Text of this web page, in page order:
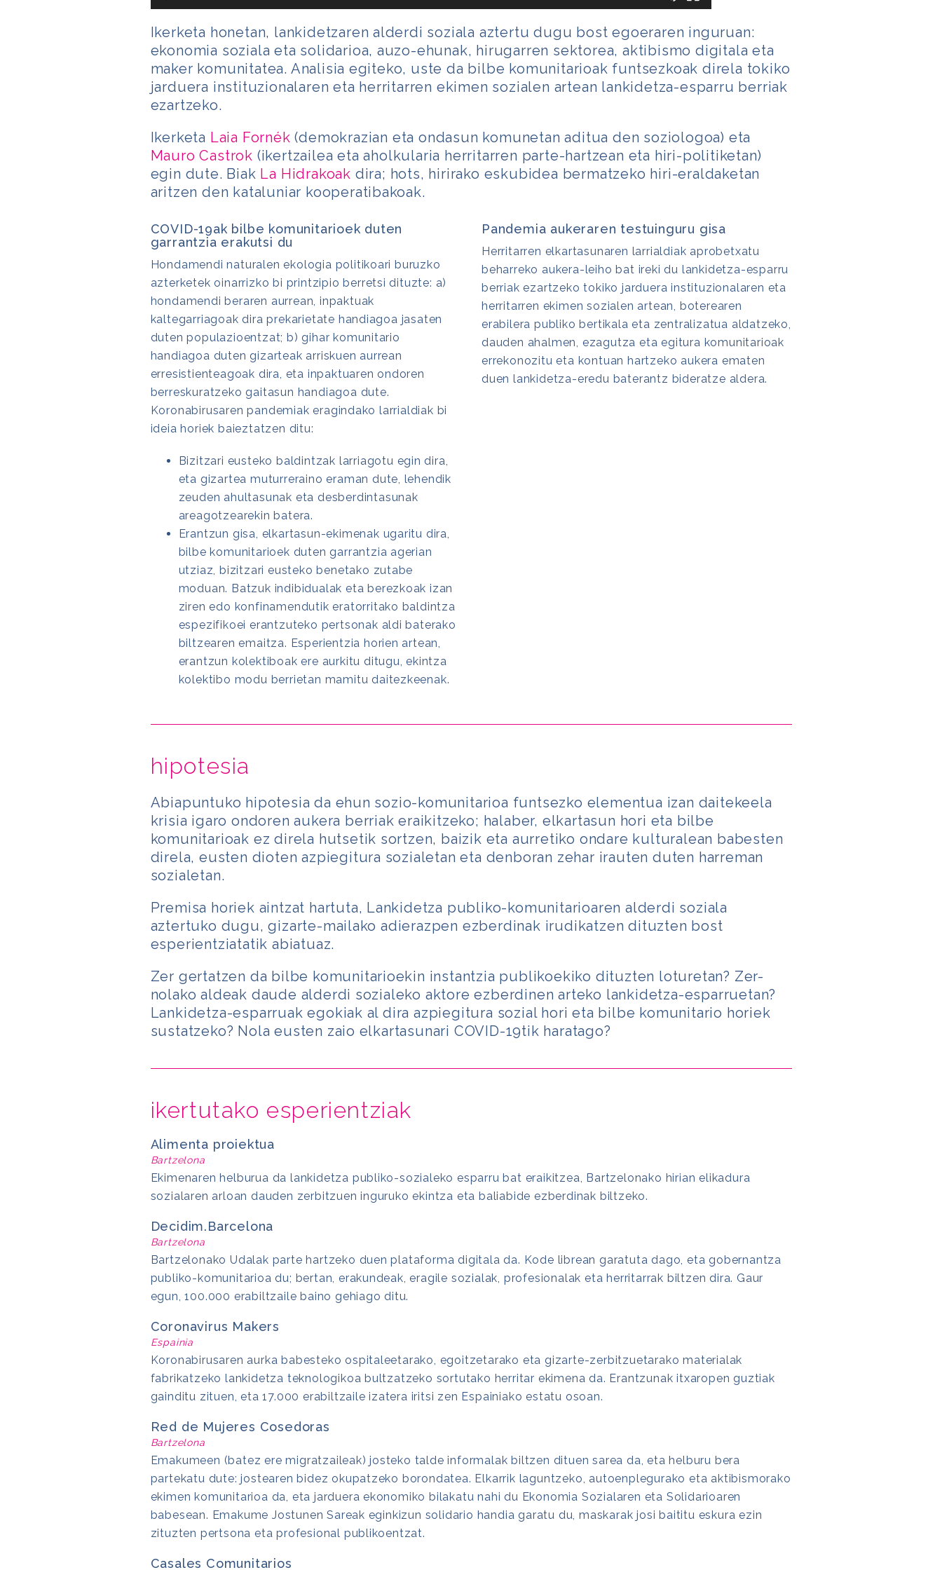
Ikerketa honetan, lankidetzaren alderdi soziala aztertu dugu bost egoeraren inguruan:
ekonomia soziala eta solidarioa, auzo-ehunak, hirugarren sektorea, aktibismo digitala eta
maker komunitatea. Analisia egiteko, uste da bilbe komunitarioak funtsezkoak direla tokiko
jarduera instituzionalaren eta herritarren ekimen sozialen artean lankidetza-esparru berriak
ezartzeko.
Ikerketa Laia Fornék (demokrazian eta ondasun komunetan aditua den soziologoa) eta
Mauro Castrok (ikertzailea eta aholkularia herritarren parte-hartzean eta hiri-politiketan)
egin dute. Biak La Hidrakoak dira; hots, hirirako eskubidea bermatzeko hiri-eraldaketan
aritzen den kataluniar kooperatibakoak.
COVID-19ak bilbe komunitarioek duten
garrantzia erakutsi du
Hondamendi naturalen ekologia politikoari buruzko
azterketek oinarrizko bi printzipio berretsi dituzte: a)
hondamendi beraren aurrean, inpaktuak
kaltegarriagoak dira prekarietate handiagoa jasaten
duten populazioentzat; b) gihar komunitario
handiagoa duten gizarteak arriskuen aurrean
erresistienteagoak dira, eta inpaktuaren ondoren
berreskuratzeko gaitasun handiagoa dute.
Koronabirusaren pandemiak eragindako larrialdiak bi
ideia horiek baieztatzen ditu:
Bizitzari eusteko baldintzak larriagotu egin dira,
eta gizartea muturreraino eraman dute, lehendik
zeuden ahultasunak eta desberdintasunak
areagotzearekin batera.
Erantzun gisa, elkartasun-ekimenak ugaritu dira,
bilbe komunitarioek duten garrantzia agerian
utziaz, bizitzari eusteko benetako zutabe
moduan. Batzuk indibidualak eta berezkoak izan
ziren edo konfinamendutik eratorritako baldintza
espezifikoei erantzuteko pertsonak aldi baterako
biltzearen emaitza. Esperientzia horien artean,
erantzun kolektiboak ere aurkitu ditugu, ekintza
kolektibo modu berrietan mamitu daitezkeenak.
Pandemia aukeraren testuinguru gisa
Herritarren elkartasunaren larrialdiak aprobetxatu
beharreko aukera-leiho bat ireki du lankidetza-esparru
berriak ezartzeko tokiko jarduera instituzionalaren eta
herritarren ekimen sozialen artean, boterearen
erabilera publiko bertikala eta zentralizatua aldatzeko,
dauden ahalmen, ezagutza eta egitura komunitarioak
errekonozitu eta kontuan hartzeko aukera ematen
duen lankidetza-eredu baterantz bideratze aldera.
hipotesia
Abiapuntuko hipotesia da ehun sozio-komunitarioa funtsezko elementua izan daitekeela
krisia igaro ondoren aukera berriak eraikitzeko; halaber, elkartasun hori eta bilbe
komunitarioak ez direla hutsetik sortzen, baizik eta aurretiko ondare kulturalean babesten
direla, eusten dioten azpiegitura sozialetan eta denboran zehar irauten duten harreman
sozialetan.
Premisa horiek aintzat hartuta, Lankidetza publiko-komunitarioaren alderdi soziala
aztertuko dugu, gizarte-mailako adierazpen ezberdinak irudikatzen dituzten bost
esperientziatatik abiatuaz.
Zer gertatzen da bilbe komunitarioekin instantzia publikoekiko dituzten loturetan? Zer-
nolako aldeak daude alderdi sozialeko aktore ezberdinen arteko lankidetza-esparruetan?
Lankidetza-esparruak egokiak al dira azpiegitura sozial hori eta bilbe komunitario horiek
sustatzeko? Nola eusten zaio elkartasunari COVID-19tik haratago?
ikertutako esperientziak
Alimenta proiektua
Bartzelona
Ekimenaren helburua da lankidetza publiko-sozialeko esparru bat eraikitzea, Bartzelonako hirian elikadura
sozialaren arloan dauden zerbitzuen inguruko ekintza eta baliabide ezberdinak biltzeko.
Decidim.Barcelona
Bartzelona
Bartzelonako Udalak parte hartzeko duen plataforma digitala da. Kode librean garatuta dago, eta gobernantza
publiko-komunitarioa du; bertan, erakundeak, eragile sozialak, profesionalak eta herritarrak biltzen dira. Gaur
egun, 100.000 erabiltzaile baino gehiago ditu.
Coronavirus Makers
Espainia
Koronabirusaren aurka babesteko ospitaleetarako, egoitzetarako eta gizarte-zerbitzuetarako materialak
fabrikatzeko lankidetza teknologikoa bultzatzeko sortutako herritar ekimena da. Erantzunak itxaropen guztiak
gainditu zituen, eta 17.000 erabiltzaile izatera iritsi zen Espainiako estatu osoan.
Red de Mujeres Cosedoras
Bartzelona
Emakumeen (batez ere migratzaileak) josteko talde informalak biltzen dituen sarea da, eta helburu bera
partekatu dute: jostearen bidez okupatzeko borondatea. Elkarrik laguntzeko, autoenplegurako eta aktibismorako
ekimen komunitarioa da, eta jarduera ekonomiko bilakatu nahi du Ekonomia Sozialaren eta Solidarioaren
babesean. Emakume Jostunen Sareak eginkizun solidario handia garatu du, maskarak josi baititu eskura ezin
zituzten pertsona eta profesional publikoentzat.
Casales Comunitarios